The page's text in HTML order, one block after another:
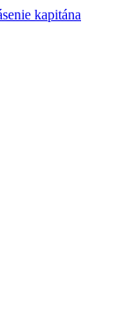
kapitána